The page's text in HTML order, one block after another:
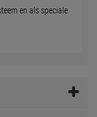
en als speciale